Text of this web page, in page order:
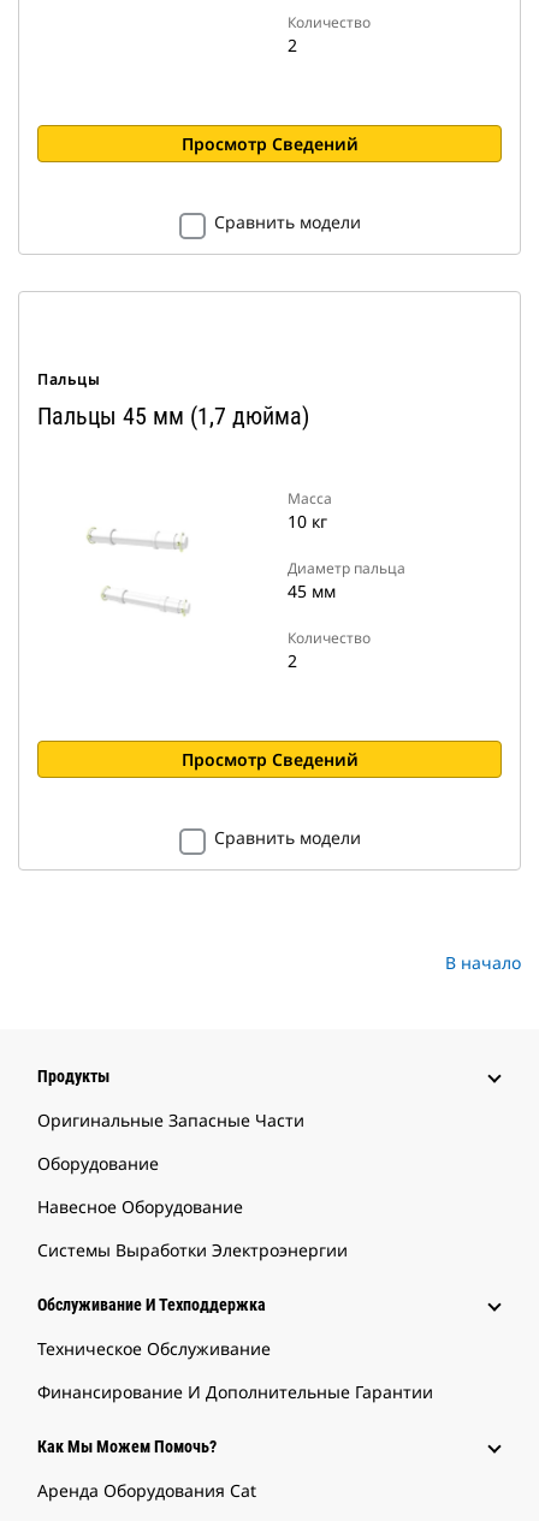
Количество
2
Просмотр Сведений
Сравнить модели
Пальцы
Пальцы 45 мм (1,7 дюйма)
Масса
10 кг
Диаметр пальца
45 мм
Количество
2
Просмотр Сведений
Сравнить модели
В начало
Продукты
Оригинальные Запасные Части
Оборудование
Навесное Оборудование
Системы Выработки Электроэнергии
Обслуживание И Техподдержка
Техническое Обслуживание
Финансирование И Дополнительные Гарантии
Как Мы Можем Помочь?
Аренда Оборудования Cat